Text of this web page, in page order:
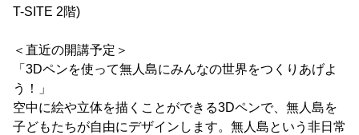
T-SITE 2階)
＜直近の開講予定＞
「3Dペンを使って無人島にみんなの世界をつくりあげよ
う！」
空中に絵や立体を描くことができる3Dペンで、無人島を
子どもたちが自由にデザインします。無人島という非日常